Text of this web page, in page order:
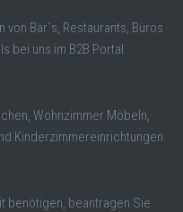
Bar´s, Restaurants, Büros
bei uns im B2B Portal.
Wohnzimmer Möbeln,
Kinderzimmereinrichtungen.
benötigen, beantragen Sie